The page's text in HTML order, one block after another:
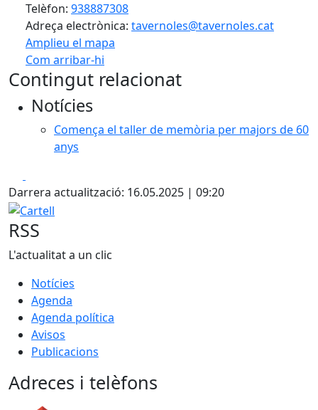
Telèfon: 938887308
Adreça electrònica: tavernoles@tavernoles.cat
Amplieu el mapa
Com arribar-hi
+
Contingut relacionat
Notícies
Comença el taller de memòria per majors de 60
anys
Darrera actualització: 16.05.2025 | 09:20
Cartell
RSS
L'actualitat a un clic
Notícies
Agenda
Agenda política
Avisos
Publicacions
Adreces i telèfons